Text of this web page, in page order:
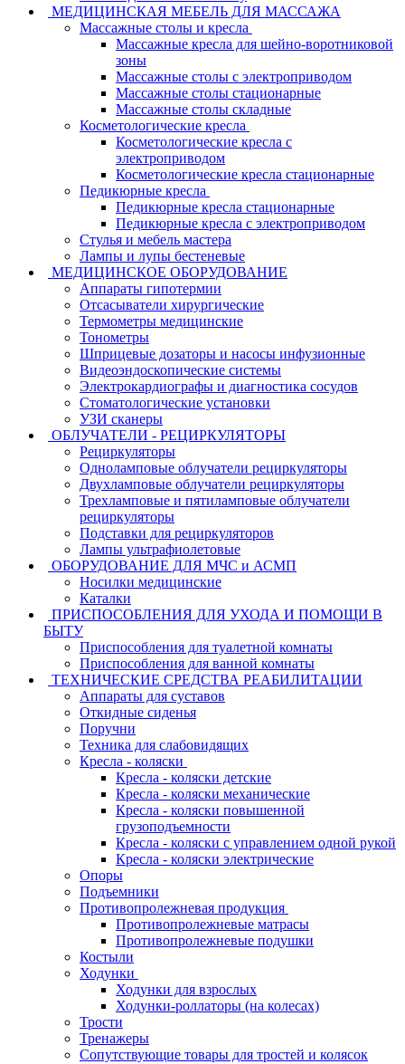
МЕДИЦИНСКАЯ МЕБЕЛЬ ДЛЯ МАССАЖА
Массажные столы и кресла
Массажные кресла для шейно-воротниковой
зоны
Массажные столы с электроприводом
Массажные столы стационарные
Массажные столы складные
Косметологические кресла
Косметологические кресла с
электроприводом
Косметологические кресла стационарные
Педикюрные кресла
Педикюрные кресла стационарные
Педикюрные кресла с электроприводом
Стулья и мебель мастера
Лампы и лупы бестеневые
МЕДИЦИНСКОЕ ОБОРУДОВАНИЕ
Аппараты гипотермии
Отсасыватели хирургические
Термометры медицинские
Тонометры
Шприцевые дозаторы и насосы инфузионные
Видеоэндоскопические системы
Электрокардиографы и диагностика сосудов
Стоматологические установки
УЗИ сканеры
ОБЛУЧАТЕЛИ - РЕЦИРКУЛЯТОРЫ
Рециркуляторы
Одноламповые облучатели рециркуляторы
Двухламповые облучатели рециркуляторы
Трехламповые и пятиламповые облучатели
рециркуляторы
Подставки для рециркуляторов
Лампы ультрафиолетовые
ОБОРУДОВАНИЕ ДЛЯ МЧС и АСМП
Носилки медицинские
Каталки
ПРИСПОСОБЛЕНИЯ ДЛЯ УХОДА И ПОМОЩИ В
БЫТУ
Приспособления для туалетной комнаты
Приспособления для ванной комнаты
ТЕХНИЧЕСКИЕ СРЕДСТВА РЕАБИЛИТАЦИИ
Аппараты для суставов
Откидные сиденья
Поручни
Техника для слабовидящих
Кресла - коляски
Кресла - коляски детские
Кресла - коляски механические
Кресла - коляски повышенной
грузоподъемности
Кресла - коляски с управлением одной рукой
Кресла - коляски электрические
Опоры
Подъемники
Противопролежневая продукция
Противопролежневые матрасы
Противопролежневые подушки
Костыли
Ходунки
Ходунки для взрослых
Ходунки-роллаторы (на колесах)
Трости
Тренажеры
Сопутствующие товары для тростей и колясок